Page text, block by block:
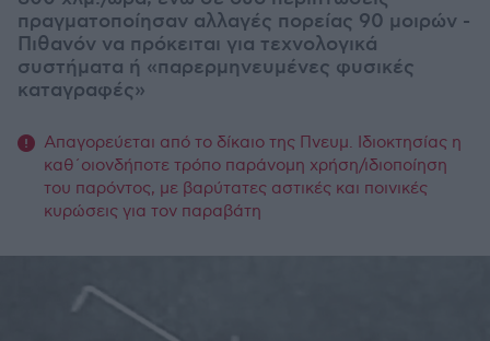
πραγματοποίησαν αλλαγές πορείας 90 μοιρών -
Πιθανόν να πρόκειται για τεχνολογικά
συστήματα ή «παρερμηνευμένες φυσικές
καταγραφές»
Απαγορεύεται από το δίκαιο της Πνευμ. Ιδιοκτησίας η
καθ΄οιονδήποτε τρόπο παράνομη χρήση/ιδιοποίηση
του παρόντος, με βαρύτατες αστικές και ποινικές
κυρώσεις για τον παραβάτη